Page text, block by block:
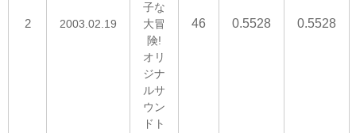
2 2003.02.19
子な
大冒
険!
オリ
ジナ
ルサ
ウン
ドト
46 0.5528 0.5528